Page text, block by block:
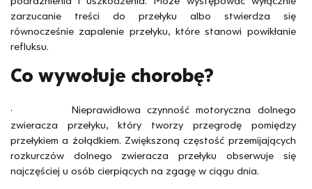
zarzucanie treści do przełyku albo stwierdza się
równocześnie zapalenie przełyku, które stanowi powikłanie
refluksu.
Co wywołuje chorobę?
· Nieprawidłowa czynność motoryczna dolnego
zwieracza przełyku, który tworzy przegrodę pomiędzy
przełykiem a żołądkiem. Zwiększoną częstość przemijających
rozkurczów dolnego zwieracza przełyku obserwuje się
najczęściej u osób cierpiących na zgagę w ciągu dnia.